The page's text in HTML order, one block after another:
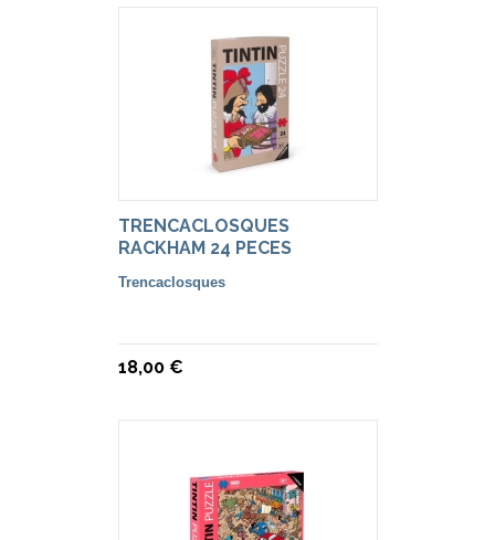
TRENCACLOSQUES
RACKHAM 24 PECES
Trencaclosques
18,00 €